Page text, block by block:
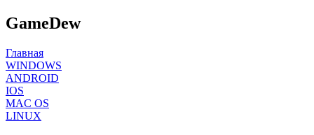
GameDew
Главная
WINDOWS
ANDROID
IOS
MAC OS
LINUX